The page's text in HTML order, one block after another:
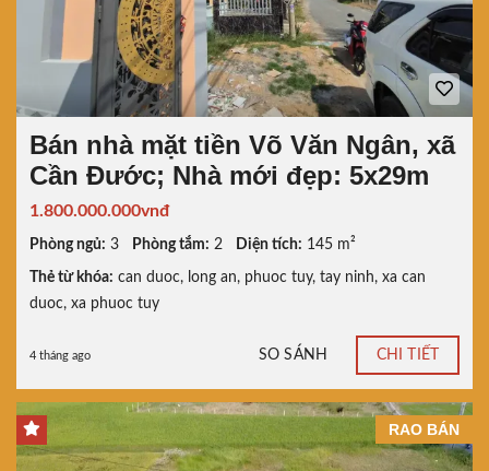
Bán nhà mặt tiền Võ Văn Ngân, xã
Cần Đước; Nhà mới đẹp: 5x29m
1.800.000.000vnđ
Phòng ngủ: 3 Phòng tắm: 2 Diện tích: 145 m²
Thẻ từ khóa: can duoc, long an, phuoc tuy, tay ninh, xa can
duoc, xa phuoc tuy
4 tháng ago SO SÁNH CHI TIẾT
RAO BÁN